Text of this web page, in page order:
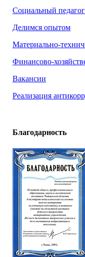
Социальный педагог
Делимся опытом
Материально-
Финансово-
Вакансии
Реализация
Благодарность